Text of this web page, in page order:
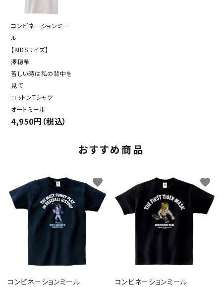
コンビネーションミー
ル
【KIDSサイズ】
澤穂希
苦しい時は私の背中を
見て
コットンTシャツ
オートミール
4,950円（税込）
おすすめ商品
コンビネーションミール
favorite
コンビネーションミール
favorite